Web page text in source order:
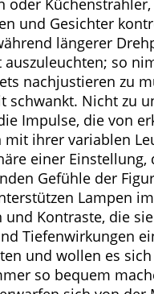
oder
und Gesichter
längerer
auszuleuchten; so
nachjustieren zu
schwankt. Nicht zu
Impulse, die von
mit ihrer variablen
einer Einstellung,
Gefühle der
Lampen
und Kontraste, die
Tiefenwirkungen
und wollen es
so bequem